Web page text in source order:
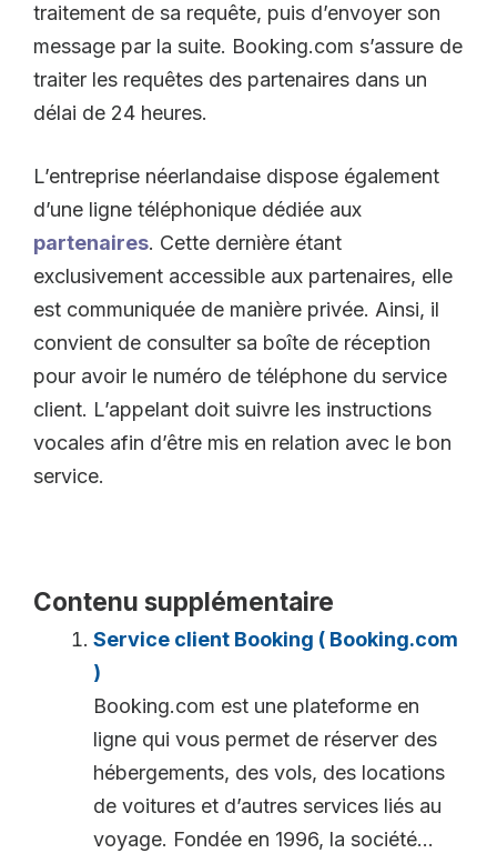
traitement de sa requête, puis d’envoyer son
message par la suite. Booking.com s’assure de
traiter les requêtes des partenaires dans un
délai de 24 heures.
L’entreprise néerlandaise dispose également
d’une ligne téléphonique dédiée aux
partenaires. Cette dernière étant
exclusivement accessible aux partenaires, elle
est communiquée de manière privée. Ainsi, il
convient de consulter sa boîte de réception
pour avoir le numéro de téléphone du service
client. L’appelant doit suivre les instructions
vocales afin d’être mis en relation avec le bon
service.
Contenu supplémentaire
Service client Booking ( Booking.com
)
Booking.com est une plateforme en
ligne qui vous permet de réserver des
hébergements, des vols, des locations
de voitures et d’autres services liés au
voyage. Fondée en 1996, la société...